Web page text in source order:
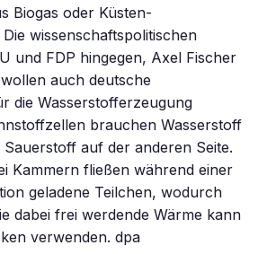
Biogas oder Küsten-
wissenschaftspolitischen
und FDP hingegen, Axel Fischer
auch deutsche
die Wasserstofferzeugung
brauchen Wasserstoff
auf der anderen Seite.
Kammern fließen während einer
geladene Teilchen, wodurch
dabei frei werdende Wärme kann
verwenden. dpa